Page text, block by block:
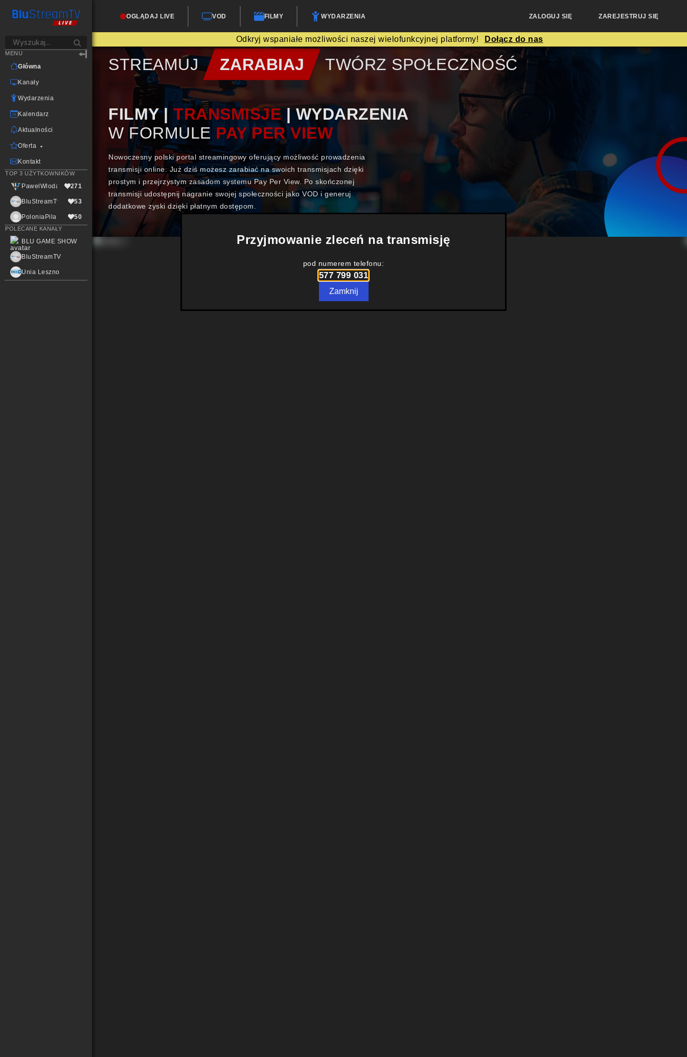
OGLĄDAJ LIVE VOD FILMY WYDARZENIA ZALOGUJ SIĘ ZAREJESTRUJ SIĘ
Odkryj wspaniałe możliwości naszej wielofunkcyjnej platformy! Dołącz do nas
MENU
Główna
Kanały
Wydarzenia
Kalendarz
Aktualności
Oferta
Kontakt
TOP 3 UŻYTKOWNIKÓW
PawelWlodarczak271
BluStreamTvLive53
PoloniaPila 50
POLECANE KANAŁY
BLU GAME SHOW
BluStreamTV
Unia Leszno
STREAMUJ ZARABIAJ TWÓRZ SPOŁECZNOŚĆ
FILMY | TRANSMISJE| WYDARZENIA
W FORMULEPAY PER VIEW
Nowoczesny polski portal streamingowy oferujący możliwość prowadzenia
transmisji online. Już dziś możesz zarabiać na swoich transmisjach dzięki
prostym i przejrzystym zasadom systemu Pay Per View. Po skończonej
transmisji udostępnij nagranie swojej społeczności jako VOD i generuj
dodatkowe zyski dzięki płatnym dostępom.
Przyjmowanie zleceń na transmisję
pod numerem telefonu:
577 799 031
Zamknij